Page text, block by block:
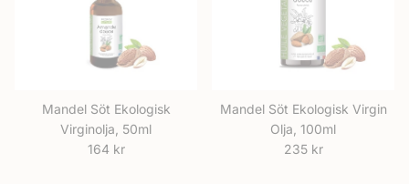
Mandel Söt Ekologisk
Virginolja, 50ml
Ordinarie pris
164 kr
Mandel Söt Ekologisk Virgin
Olja, 100ml
Ordinarie pris
235 kr